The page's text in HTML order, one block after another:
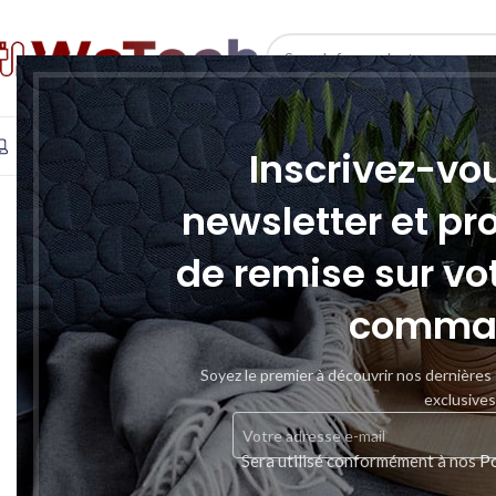
Inscrivez-
newsletter et
de remise sur
Soyez le premier à découvrir nos
exclusives
Sera utilisé conformément à nos
SELECT CATEGORY
INFORMATIQUE TÉLÉPHONIE & TABLETTE STOCKAGE
SOLD
OUT